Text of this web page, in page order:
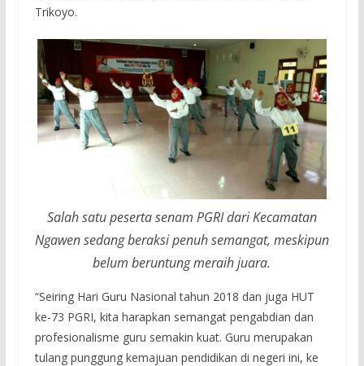
Trikoyo.
Salah satu peserta senam PGRI dari Kecamatan
Ngawen sedang beraksi penuh semangat, meskipun
belum beruntung meraih juara.
“Seiring Hari Guru Nasional tahun 2018 dan juga HUT
ke-73 PGRI, kita harapkan semangat pengabdian dan
profesionalisme guru semakin kuat. Guru merupakan
tulang punggung kemajuan pendidikan di negeri ini, ke